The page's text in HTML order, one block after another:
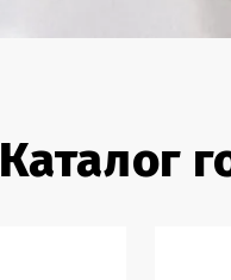
Каталог